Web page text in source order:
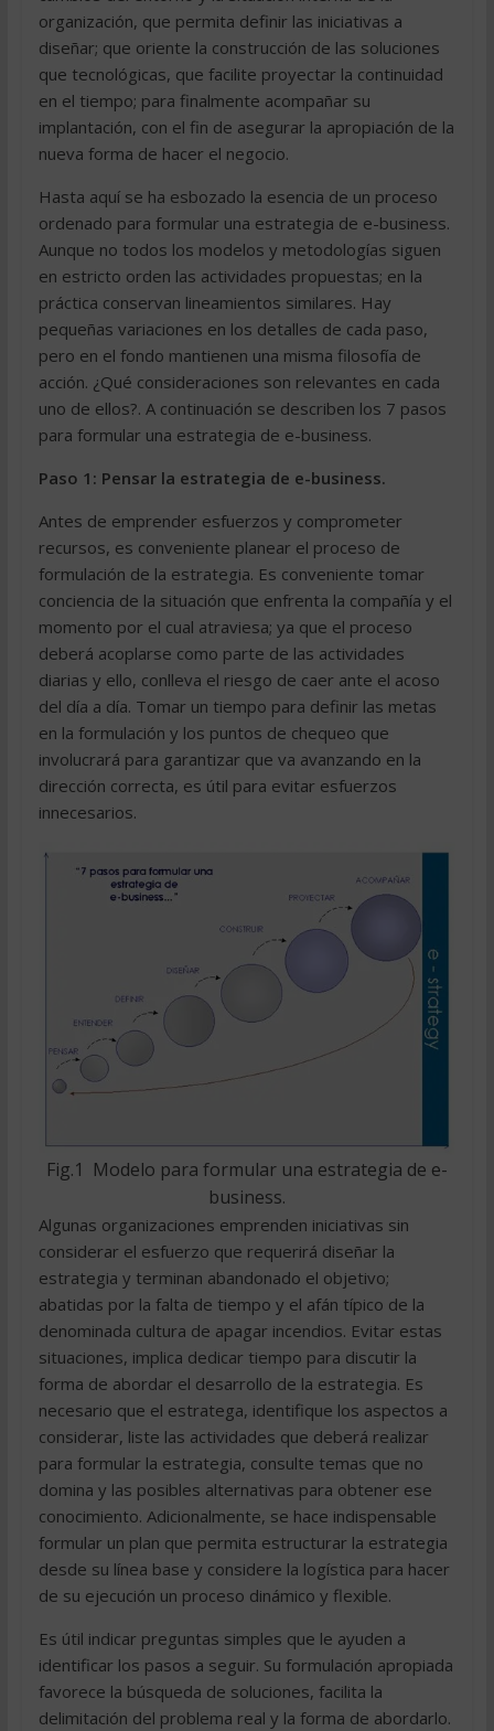
organización, que permita definir las iniciativas a
diseñar; que oriente la construcción de las soluciones
que tecnológicas, que facilite proyectar la continuidad
en el tiempo; para finalmente acompañar su
implantación, con el fin de asegurar la apropiación de la
nueva forma de hacer el negocio.
Hasta aquí se ha esbozado la esencia de un proceso
ordenado para formular una estrategia de e-business.
Aunque no todos los modelos y metodologías siguen
en estricto orden las actividades propuestas; en la
práctica conservan lineamientos similares. Hay
pequeñas variaciones en los detalles de cada paso,
pero en el fondo mantienen una misma filosofía de
acción. ¿Qué consideraciones son relevantes en cada
uno de ellos?. A continuación se describen los 7 pasos
para formular una estrategia de e-business.
Paso 1: Pensar la estrategia de e-business.
Antes de emprender esfuerzos y comprometer
recursos, es conveniente planear el proceso de
formulación de la estrategia. Es conveniente tomar
conciencia de la situación que enfrenta la compañía y el
momento por el cual atraviesa; ya que el proceso
deberá acoplarse como parte de las actividades
diarias y ello, conlleva el riesgo de caer ante el acoso
del día a día. Tomar un tiempo para definir las metas
en la formulación y los puntos de chequeo que
involucrará para garantizar que va avanzando en la
dirección correcta, es útil para evitar esfuerzos
innecesarios.
Fig.1  Modelo para formular una estrategia de e-
business.
Algunas organizaciones emprenden iniciativas sin
considerar el esfuerzo que requerirá diseñar la
estrategia y terminan abandonado el objetivo;
abatidas por la falta de tiempo y el afán típico de la
denominada cultura de apagar incendios. Evitar estas
situaciones, implica dedicar tiempo para discutir la
forma de abordar el desarrollo de la estrategia. Es
necesario que el estratega, identifique los aspectos a
considerar, liste las actividades que deberá realizar
para formular la estrategia, consulte temas que no
domina y las posibles alternativas para obtener ese
conocimiento. Adicionalmente, se hace indispensable
formular un plan que permita estructurar la estrategia
desde su línea base y considere la logística para hacer
de su ejecución un proceso dinámico y flexible.
Es útil indicar preguntas simples que le ayuden a
identificar los pasos a seguir. Su formulación apropiada
favorece la búsqueda de soluciones, facilita la
delimitación del problema real y la forma de abordarlo.